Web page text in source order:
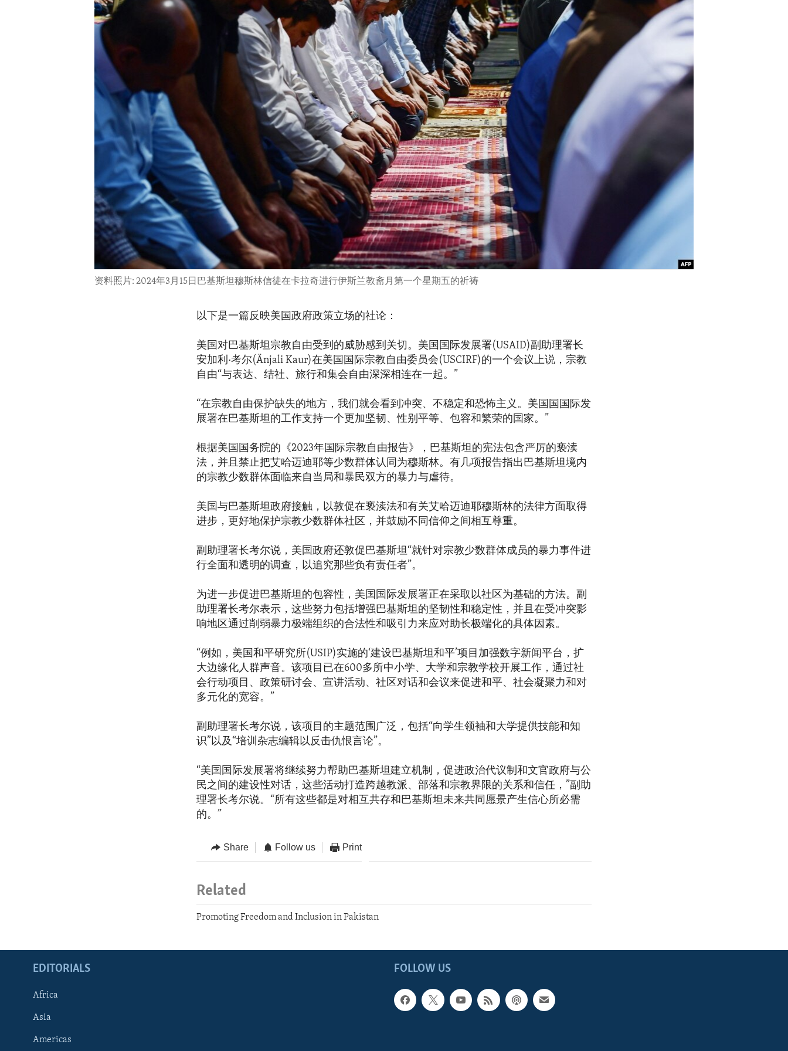
IDEALS AND INSTITUTIONS
资料照片: 2024年3月15日巴基斯坦穆斯林信徒在卡拉奇进行伊斯兰教斋月第一个星期五的祈祷
以下是一篇反映美国政府政策立场的社论：
美国对巴基斯坦宗教自由受到的威胁感到关切。美国国际发展署(USAID)副助理署长
安加利·考尔(Änjali Kaur)在美国国际宗教自由委员会(USCIRF)的一个会议上说，宗教
自由“与表达、结社、旅行和集会自由深深相连在一起。”
“在宗教自由保护缺失的地方，我们就会看到冲突、不稳定和恐怖主义。美国国国际发
展署在巴基斯坦的工作支持一个更加坚韧、性别平等、包容和繁荣的国家。”
根据美国国务院的《2023年国际宗教自由报告》，巴基斯坦的宪法包含严厉的亵渎
法，并且禁止把艾哈迈迪耶等少数群体认同为穆斯林。有几项报告指出巴基斯坦境内
的宗教少数群体面临来自当局和暴民双方的暴力与虐待。
美国与巴基斯坦政府接触，以敦促在亵渎法和有关艾哈迈迪耶穆斯林的法律方面取得
进步，更好地保护宗教少数群体社区，并鼓励不同信仰之间相互尊重。
副助理署长考尔说，美国政府还敦促巴基斯坦“就针对宗教少数群体成员的暴力事件进
行全面和透明的调查，以追究那些负有责任者”。
为进一步促进巴基斯坦的包容性，美国国际发展署正在采取以社区为基础的方法。副
助理署长考尔表示，这些努力包括增强巴基斯坦的坚韧性和稳定性，并且在受冲突影
响地区通过削弱暴力极端组织的合法性和吸引力来应对助长极端化的具体因素。
“例如，美国和平研究所(USIP)实施的‘建设巴基斯坦和平’项目加强数字新闻平台，扩
大边缘化人群声音。该项目已在600多所中小学、大学和宗教学校开展工作，通过社
会行动项目、政策研讨会、宣讲活动、社区对话和会议来促进和平、社会凝聚力和对
多元化的宽容。”
副助理署长考尔说，该项目的主题范围广泛，包括“向学生领袖和大学提供技能和知
识”以及“培训杂志编辑以反击仇恨言论”。
“美国国际发展署将继续努力帮助巴基斯坦建立机制，促进政治代议制和文官政府与公
民之间的建设性对话，这些活动打造跨越教派、部落和宗教界限的关系和信任，”副助
理署长考尔说。“所有这些都是对相互共存和巴基斯坦未来共同愿景产生信心所必需
的。”
Share Follow us Print
Related
Promoting Freedom and Inclusion in Pakistan
FOLLOW US
EDITORIALS
Africa
Asia
Americas